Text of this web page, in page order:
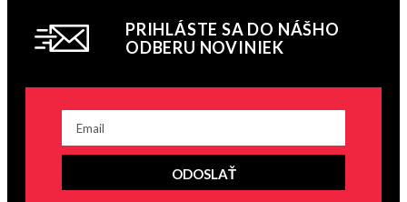
PRIHLÁSTE SA DO NÁŠHO
ODBERU NOVINIEK
ODOSLAŤ